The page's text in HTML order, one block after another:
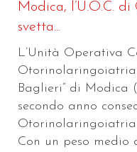
Modica, l’U.O.C.
svetta...
L’Unità Operativa
Otorinolaringoiatria
Baglieri” di Modica
secondo anno
Con un peso